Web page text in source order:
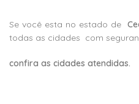
Se você esta no estado de
todas as cidades com
confira as cidades atendidas.